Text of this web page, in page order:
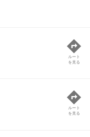
ルート
を見る
ルート
を見る